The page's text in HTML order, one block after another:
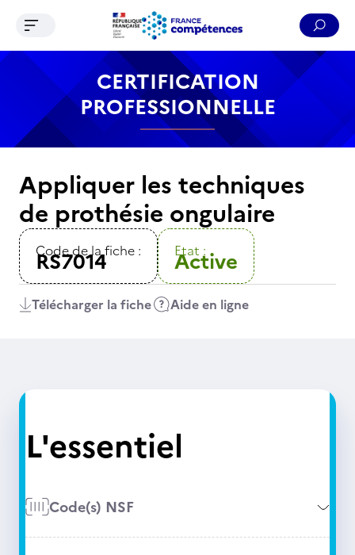
Contenu Recherche Menu Pied de page
Ouvrir le menu de navigation
CERTIFICATION
PROFESSIONNELLE
Appliquer les techniques
de prothésie ongulaire
Code de la fiche :
RS7014 Etat :
Active
Télécharger la fiche Aide en ligne
L'essentiel
Code(s) NSF